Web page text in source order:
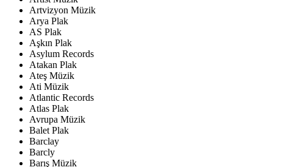
Artvizyon Müzik
Arya Plak
AS Plak
Aşkın Plak
Asylum Records
Atakan Plak
Ateş Müzik
Ati Müzik
Atlantic Records
Atlas Plak
Avrupa Müzik
Balet Plak
Barclay
Barcly
Barış Müzik